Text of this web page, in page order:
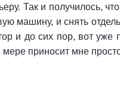
Так и получилось,
машину, и снять
и до сих пор, вот
приносит мне